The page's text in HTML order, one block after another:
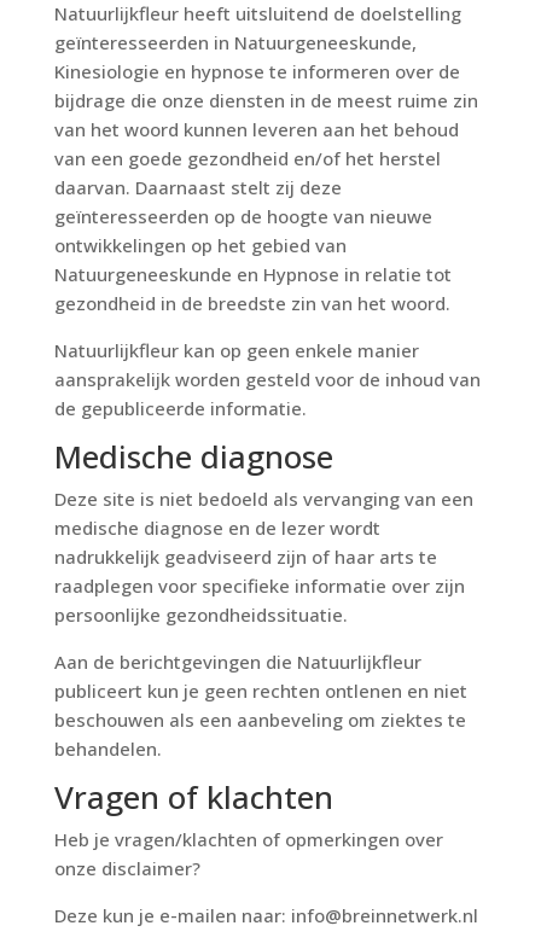
Natuurlijkfleur heeft uitsluitend de doelstelling
geïnteresseerden in Natuurgeneeskunde,
Kinesiologie en hypnose te informeren over de
bijdrage die onze diensten in de meest ruime zin
van het woord kunnen leveren aan het behoud
van een goede gezondheid en/of het herstel
daarvan. Daarnaast stelt zij deze
geïnteresseerden op de hoogte van nieuwe
ontwikkelingen op het gebied van
Natuurgeneeskunde en Hypnose in relatie tot
gezondheid in de breedste zin van het woord.
Natuurlijkfleur kan op geen enkele manier
aansprakelijk worden gesteld voor de inhoud van
de gepubliceerde informatie.
Medische diagnose
Deze site is niet bedoeld als vervanging van een
medische diagnose en de lezer wordt
nadrukkelijk geadviseerd zijn of haar arts te
raadplegen voor specifieke informatie over zijn
persoonlijke gezondheidssituatie.
Aan de berichtgevingen die Natuurlijkfleur
publiceert kun je geen rechten ontlenen en niet
beschouwen als een aanbeveling om ziektes te
behandelen.
Vragen of klachten
Heb je vragen/klachten of opmerkingen over
onze disclaimer?
Deze kun je e-mailen naar: info@breinnetwerk.nl